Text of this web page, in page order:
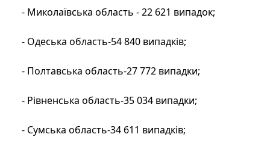
- Миколаївська область - 22 621 випадок;
- Одеська область-54 840 випадків;
- Полтавська область-27 772 випадки;
- Рівненська область-35 034 випадки;
- Сумська область-34 611 випадків;